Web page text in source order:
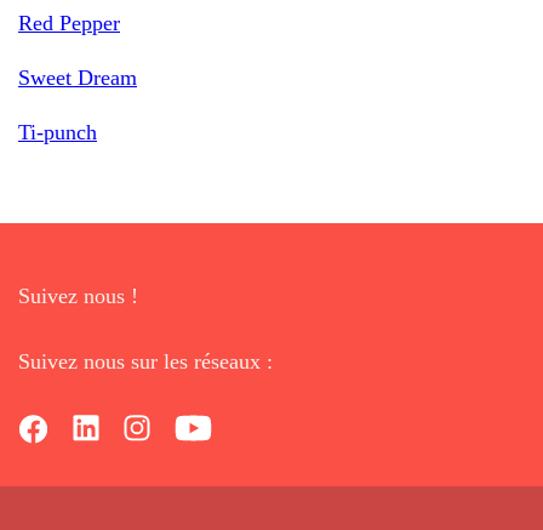
Red Pepper
Sweet Dream
Ti-punch
Suivez nous !
Suivez nous sur les réseaux :